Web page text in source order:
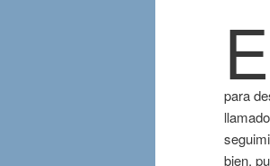
E
para
bien,